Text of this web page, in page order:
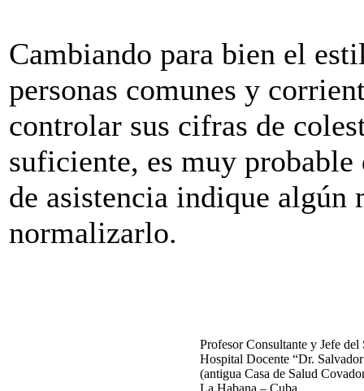
Cambiando para bien el
personas comunes y
controlar sus cifras de
suficiente, es muy
de asistencia indique algún
normalizarlo.
Profesor Consultante y Jefe
Hospital Docente “Dr.
(antigua Casa de Salud
La Habana – Cuba